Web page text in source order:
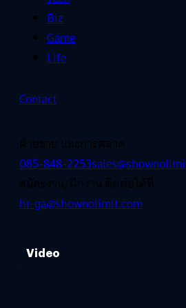
Biz
Game
Life
Contact
ฝ่ายขาย และการตลาด
085-848-2253
สมัครงาน/ฝึกงาน ติดต่อได้ที่
hr-ga@shownolimit.com
Video